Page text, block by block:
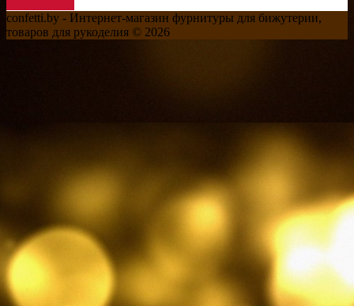
confetti.by - Интернет-магазин фурнитуры для бижутерии,
товаров для рукоделия © 2026